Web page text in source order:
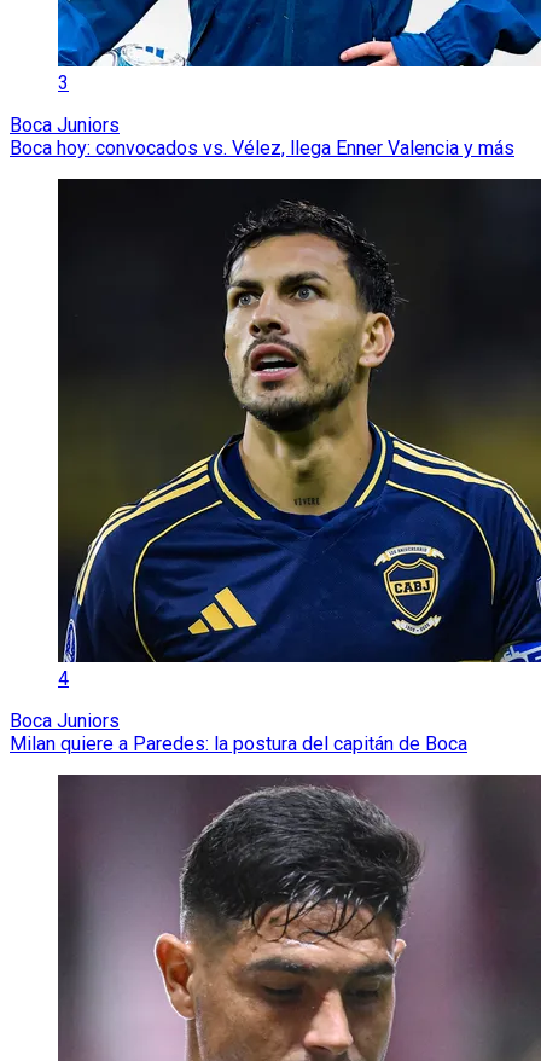
3
Boca Juniors
Boca hoy: convocados vs. Vélez, llega Enner Valencia y más
4
Boca Juniors
Milan quiere a Paredes: la postura del capitán de Boca